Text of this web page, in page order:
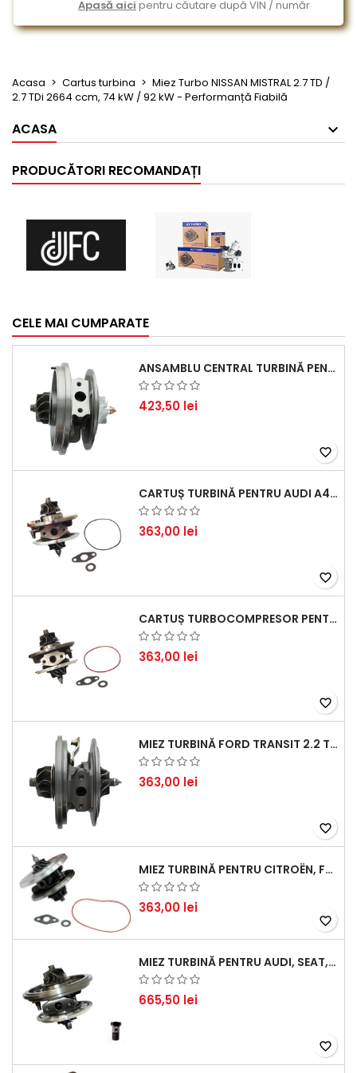
Apasă aici pentru căutare după VIN / număr
Acasa Cartus turbina
Miez Turbo NISSAN MISTRAL 2.7 TD /
2.7 TDi 2664 ccm, 74 kW / 92 kW - Performanță Fiabilă
ACASA
PRODUCĂTORI RECOMANDAȚI
CELE MAI CUMPARATE
ANSAMBLU CENTRAL TURBINĂ PENTRU BMW SERIA 3, SERIA 5 ȘI X3 - PERFORMANȚĂ ȘI FIABILITATE
423,50 lei
favorite_border
CARTUȘ TURBINĂ PENTRU AUDI A4, A6, SKODA SUPERB ȘI VW PASSAT, MOTOR DIESEL 1.9 TDI
363,00 lei
favorite_border
CARTUȘ TURBOCOMPRESOR PENTRU VW, AUDI, SEAT, SKODA - MOTOR DIESEL 2.0 TDI
363,00 lei
favorite_border
MIEZ TURBINĂ FORD TRANSIT 2.2 TDCI (2007-2016)
363,00 lei
favorite_border
MIEZ TURBINĂ PENTRU CITROËN, FORD, MAZDA, MINI, PEUGEOT ȘI VOLVO - MOTORIZĂRI 1.6 HDI ȘI 1.6 D
363,00 lei
favorite_border
MIEZ TURBINĂ PENTRU AUDI, SEAT, SKODA ȘI VOLKSWAGEN - MOTORIZĂRI 2.0 TDI 103KW 140CP
665,50 lei
favorite_border